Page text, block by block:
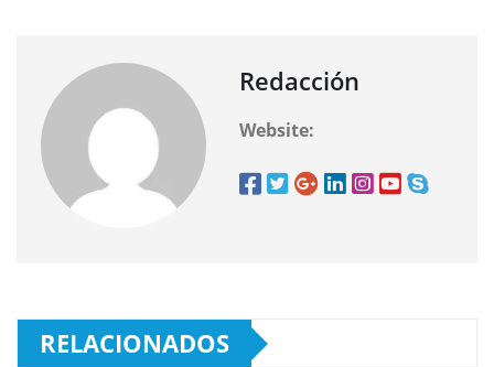
Redacción
Website:
RELACIONADOS